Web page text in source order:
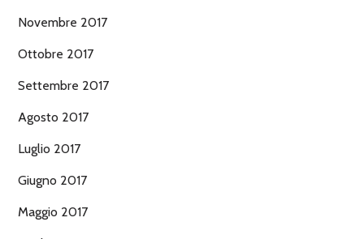
Novembre 2017
Ottobre 2017
Settembre 2017
Agosto 2017
Luglio 2017
Giugno 2017
Maggio 2017